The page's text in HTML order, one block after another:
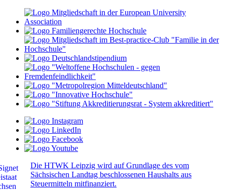
Die HTWK Leipzig wird auf Grundlage des vom
Sächsischen Landtag beschlossenen Haushalts aus
Steuermitteln mitfinanziert.